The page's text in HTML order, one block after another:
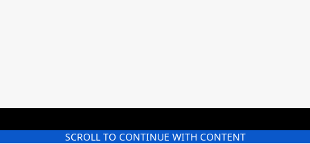
SCROLL TO CONTINUE WITH CONTENT